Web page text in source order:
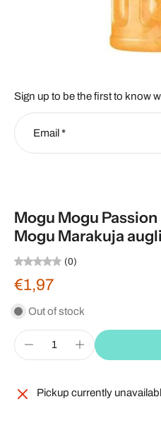
Sign up to be the first to know
Email *
Mogu Mogu
Mogu Marakuja
(0)
€1,97
Out of stock
Pickup currently